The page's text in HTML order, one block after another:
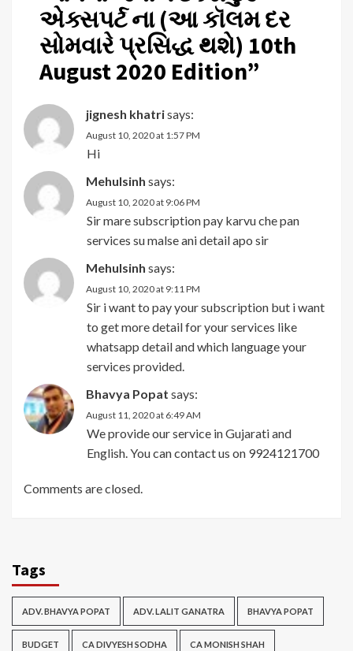
એક્સપર્ટ ના (આ કૉલમ દર
સોમવારે પ્રસિદ્ધ થશે) 10th
August 2020 Edition”
jignesh khatrisays:
August 10, 2020 at 1:57 PM
Hi
Mehulsinh says:
August 10, 2020 at 9:06 PM
Sir mare subscription pay karvu che pan
services su malse ani detail apo sir
Mehulsinh says:
August 10, 2020 at 9:11 PM
Sir i want to pay your subscription but i want
to get more detail for your services like
whatsapp detail and which language your
services provided.
Bhavya Popat says:
August 11, 2020 at 6:49 AM
We provide our service in Gujarati and
English. You can contact us on 9924121700
Comments are closed.
Tags
ADV. BHAVYA POPAT ADV. LALIT GANATRA BHAVYA POPAT
BUDGET CA DIVYESH SODHA CA MONISH SHAH